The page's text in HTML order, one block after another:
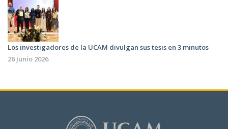
Los investigadores de la UCAM divulgan sus tesis en 3 minutos
26 Junio 2026